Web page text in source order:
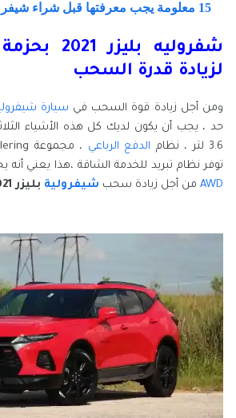
15 معلومة يجب معرفتها قبل شراء شيفروليه كولورادو 2020
لزيادة قدرة السحب
ومن أجل زيادة قوة السحب في سيارة
حد ، يجب أن يكون لديك كل هذه الأشياء
3.6 لتر ، نظام
الدفع الرباعي
توفر نظام تبريد للخدمة الشاقة ،هذا يعني
AWD من أجل زيادة سحب شيفرولية بليزر 2021